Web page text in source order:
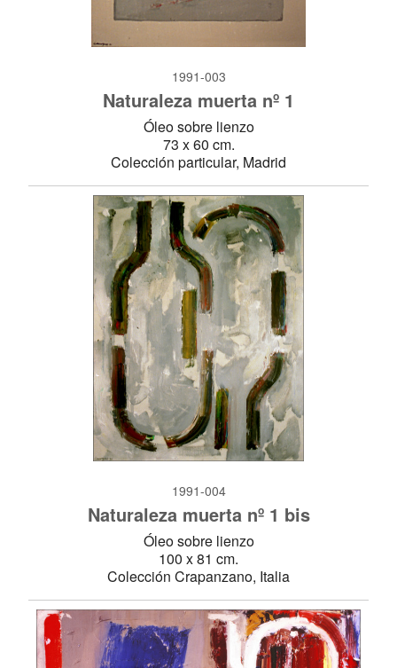
1991-003
Naturaleza muerta nº 1
Óleo sobre lienzo
73 x 60 cm.
Colección particular, Madrid
1991-004
Naturaleza muerta nº 1 bis
Óleo sobre lienzo
100 x 81 cm.
Colección Crapanzano, Italia